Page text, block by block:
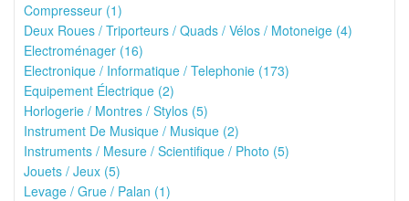
Compresseur (1)
Deux Roues / Triporteurs / Quads / Vélos / Motoneige (4)
Electroménager (16)
Electronique / Informatique / Telephonie (173)
Equipement Électrique (2)
Horlogerie / Montres / Stylos (5)
Instrument De Musique / Musique (2)
Instruments / Mesure / Scientifique / Photo (5)
Jouets / Jeux (5)
Levage / Grue / Palan (1)